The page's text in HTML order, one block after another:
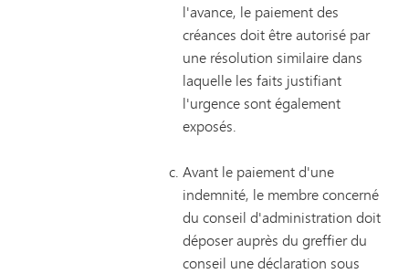
l'avance, le paiement des
créances doit être autorisé par
une résolution similaire dans
laquelle les faits justifiant
l'urgence sont également
exposés.
Avant le paiement d'une
indemnité, le membre concerné
du conseil d'administration doit
déposer auprès du greffier du
conseil une déclaration sous